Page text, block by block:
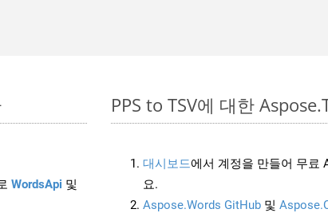
WordsApi 및
PPS to TSV에 대한
대시보드에서 계정을 만들어 무료
요.
Aspose.Words GitHub 및